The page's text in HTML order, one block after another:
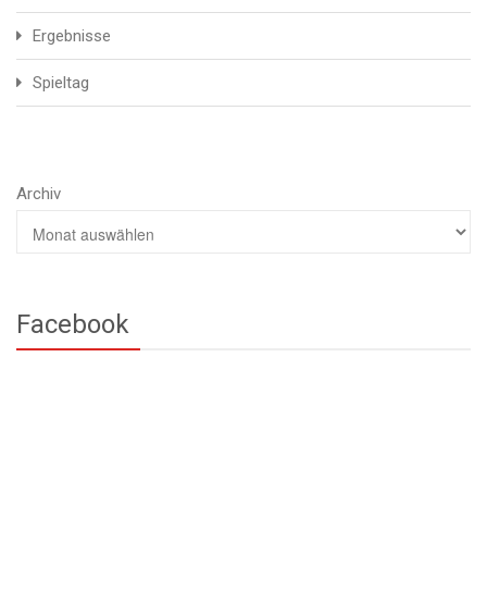
Ergebnisse
Spieltag
Archiv
Facebook